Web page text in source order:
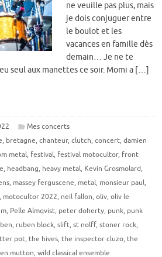
ne veuille pas plus, mais
je dois conjuguer entre
le boulot et les
vacances en famille dès
demain… Je ne te
seul aux manettes ce soir. Momi a […]
Mes concerts
, bretagne, chanteur, clutch, concert, damien
metal, festival, festival motocultor, front
, headbang, heavy metal, Kevin Grosmolard,
, massey ferguscene, metal, monsieur paul,
, motocultor 2022, neil fallon, oliv, oliv le
, Pelle Almqvist, peter doherty, punk, punk
, ruben block, slift, st nolff, stoner rock,
pot, the hives, the inspector cluzo, the
mutton, wild classical ensemble